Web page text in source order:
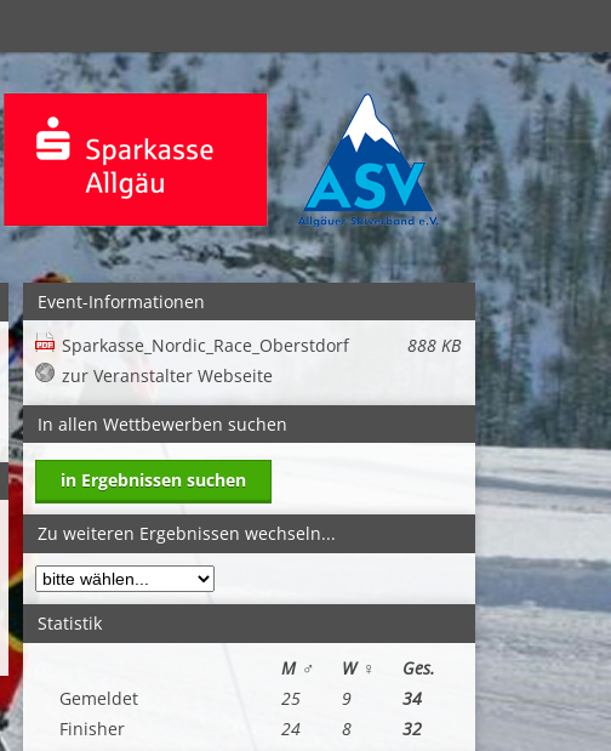
Event-Informationen
Sparkasse_Nordic_Race_Oberstdorf
888 KB
zur Veranstalter Webseite
In allen Wettbewerben suchen
in Ergebnissen suchen
Zu weiteren Ergebnissen wechseln...
Statistik
Ges.
W ♀
M ♂
Gemeldet
34
9
25
Finisher
32
8
24